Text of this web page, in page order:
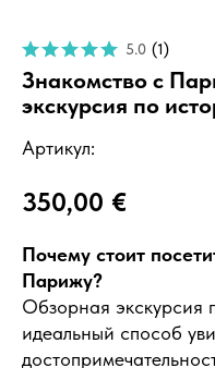
5.0 (1)
Знакомство с
экскурсия по
Артикул:
350,00 €
Почему стоит
Парижу?
Обзорная
идеальный способ